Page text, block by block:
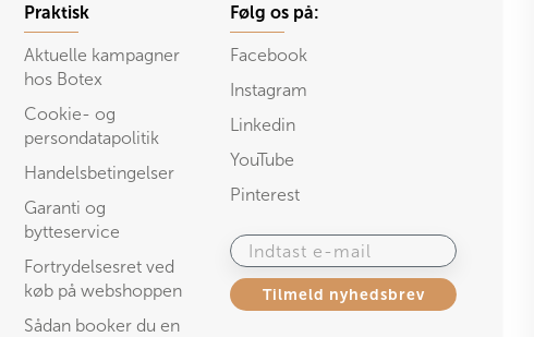
Praktisk
Aktuelle kampagner
hos Botex
Cookie- og
persondatapolitik
Handelsbetingelser
Garanti og
bytteservice
Fortrydelsesret ved
køb på webshoppen
Sådan booker du en
Følg os på:
Facebook
Instagram
Linkedin
YouTube
Pinterest
Indtast e-mail
Tilmeld nyhedsbrev